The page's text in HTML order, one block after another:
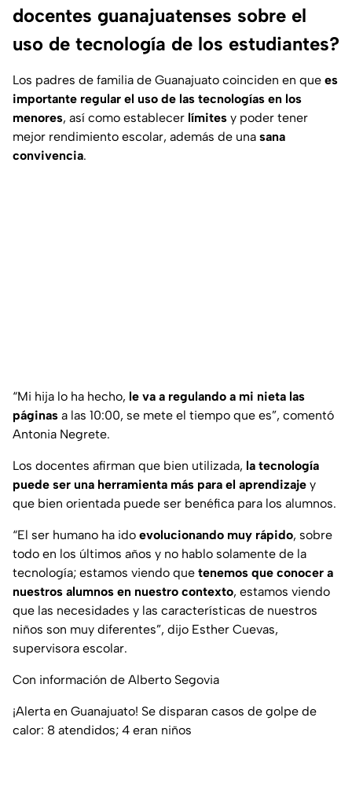
docentes guanajuatenses sobre el
uso de tecnología de los estudiantes?
Los padres de familia de Guanajuato coinciden en que es
importante regular el uso de las tecnologías en los
menores, así como establecer límites y poder tener
mejor rendimiento escolar, además de una sana
convivencia.
“Mi hija lo ha hecho, le va a regulando a mi nieta las
páginas a las 10:00, se mete el tiempo que es”, comentó
Antonia Negrete.
Los docentes afirman que bien utilizada, la tecnología
puede ser una herramienta más para el aprendizaje y
que bien orientada puede ser benéfica para los alumnos.
“El ser humano ha ido evolucionando muy rápido, sobre
todo en los últimos años y no hablo solamente de la
tecnología; estamos viendo que tenemos que conocer a
nuestros alumnos en nuestro contexto, estamos viendo
que las necesidades y las características de nuestros
niños son muy diferentes”, dijo Esther Cuevas,
supervisora escolar.
Con información de Alberto Segovia
¡Alerta en Guanajuato! Se disparan casos de golpe de
calor: 8 atendidos; 4 eran niños